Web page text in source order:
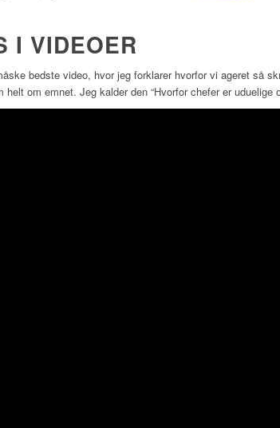
I VIDEOER
bedste video, hvor jeg forklarer hvorfor vi ageret så
helt om emnet. Jeg kalder den “Hvorfor chefer er uduelige